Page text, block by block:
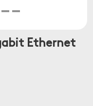
Ethernet